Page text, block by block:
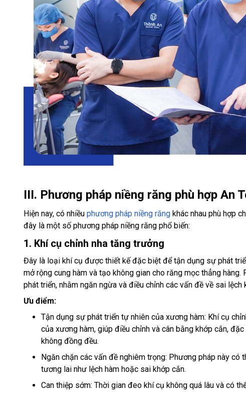
III. Phương pháp niềng răng phù hợp An
Hiện nay, có nhiều phương pháp niềng răng khác nhau phù hợp
đây là một số phương pháp niềng răng phổ biến:
1. Khí cụ chỉnh nha tăng trưởng
Đây là loại khí cụ được thiết kế đặc biệt để tận dụng sự phát
mở rộng cung hàm và tạo không gian cho răng mọc thẳng
phát triển, nhằm ngăn ngừa và điều chỉnh các vấn đề về sai
Ưu điểm:
Tận dụng sự phát triển tự nhiên của xương hàm: Khí cụ
của xương hàm, giúp điều chỉnh và cân bằng khớp cắn,
không đồng đều.
Ngăn chặn các vấn đề nghiêm trọng: Phương pháp này
tương lai như lệch hàm hoặc sai khớp cắn.
Can thiệp sớm: Thời gian đeo khí cụ không quá lâu và có